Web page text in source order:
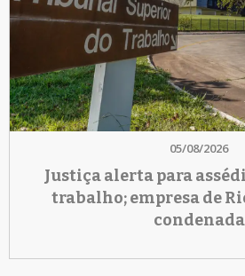
05/08/2026
Justiça alerta para
trabalho; empresa de
condenada